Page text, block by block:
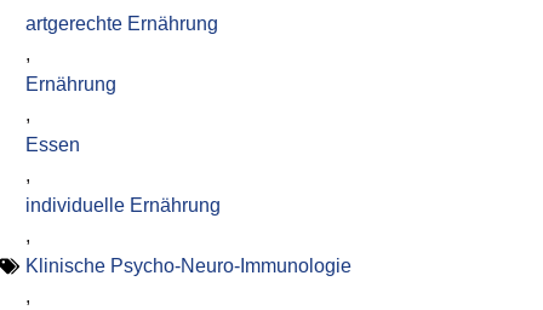
artgerechte Ernährung
,
Ernährung
,
Essen
,
individuelle Ernährung
,
Klinische Psycho-Neuro-Immunologie
,